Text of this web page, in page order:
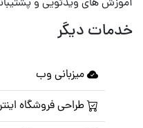
های ویدئویی و پشتیبانی
دیگر
میزبانی وب
طراحی فروشگاه